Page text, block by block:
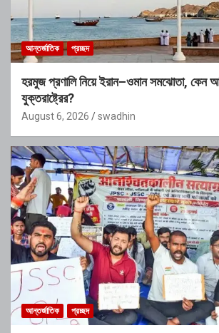
আন্তর্জাতিক প্রচ্ছদ
হরমুজ প্রণালি নিয়ে ইরান–ওমান সমঝোতা, কেন
যুক্তরাষ্ট্রের?
August 6, 2026 swadhin
আন্তর্জাতিক প্রচ্ছদ